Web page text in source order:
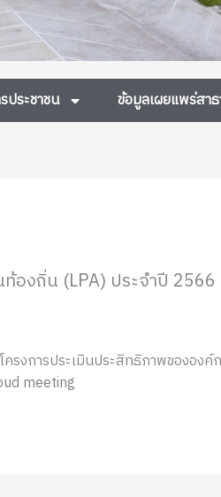
ประชาชน ข้อมูลเผยแพร่สา
องถิ่น (LPA) ประจำปี 2566
ครงการประเมินประสิทธิภาพของอ
meeting